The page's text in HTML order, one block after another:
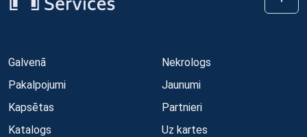
Galvenā
Pakalpojumi
Kapsētas
Katalogs
Nekrologs
Jaunumi
Partnieri
Uz kartes